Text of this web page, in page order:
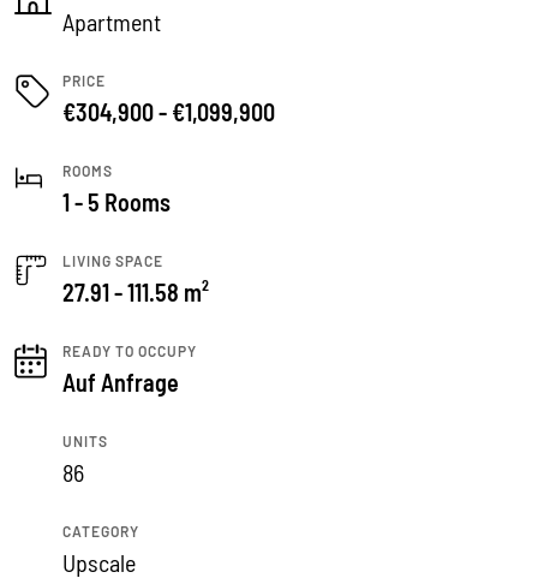
Apartment
PRICE
€304,900 - €1,099,900
ROOMS
1 - 5 Rooms
LIVING SPACE
27.91 - 111.58 m²
READY TO OCCUPY
Auf Anfrage
UNITS
86
CATEGORY
Upscale